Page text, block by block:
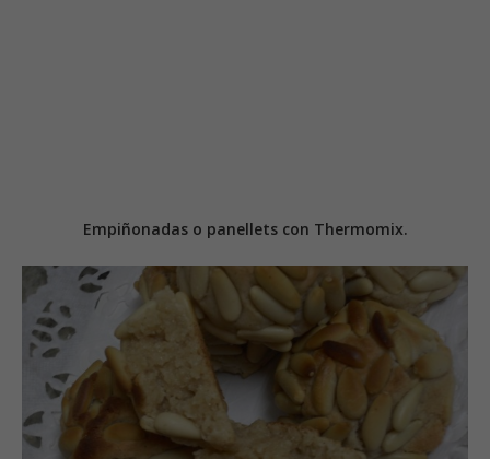
Empiñonadas o panellets con Thermomix.